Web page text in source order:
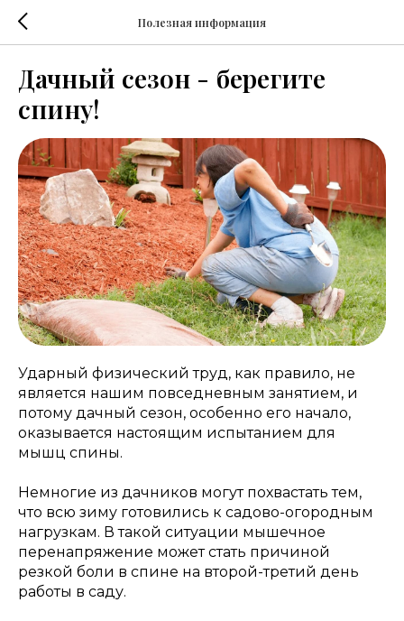
Полезная информация
Дачный сезон - берегите
спину!
Ударный физический труд, как правило, не
является нашим повседневным занятием, и
потому дачный сезон, особенно его начало,
оказывается настоящим испытанием для
мышц спины.
Немногие из дачников могут похвастать тем,
что всю зиму готовились к садово-огородным
нагрузкам. В такой ситуации мышечное
перенапряжение может стать причиной
резкой боли в спине на второй-третий день
работы в саду.